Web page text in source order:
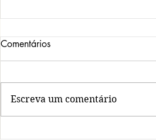
Comentários
Escreva um comentário